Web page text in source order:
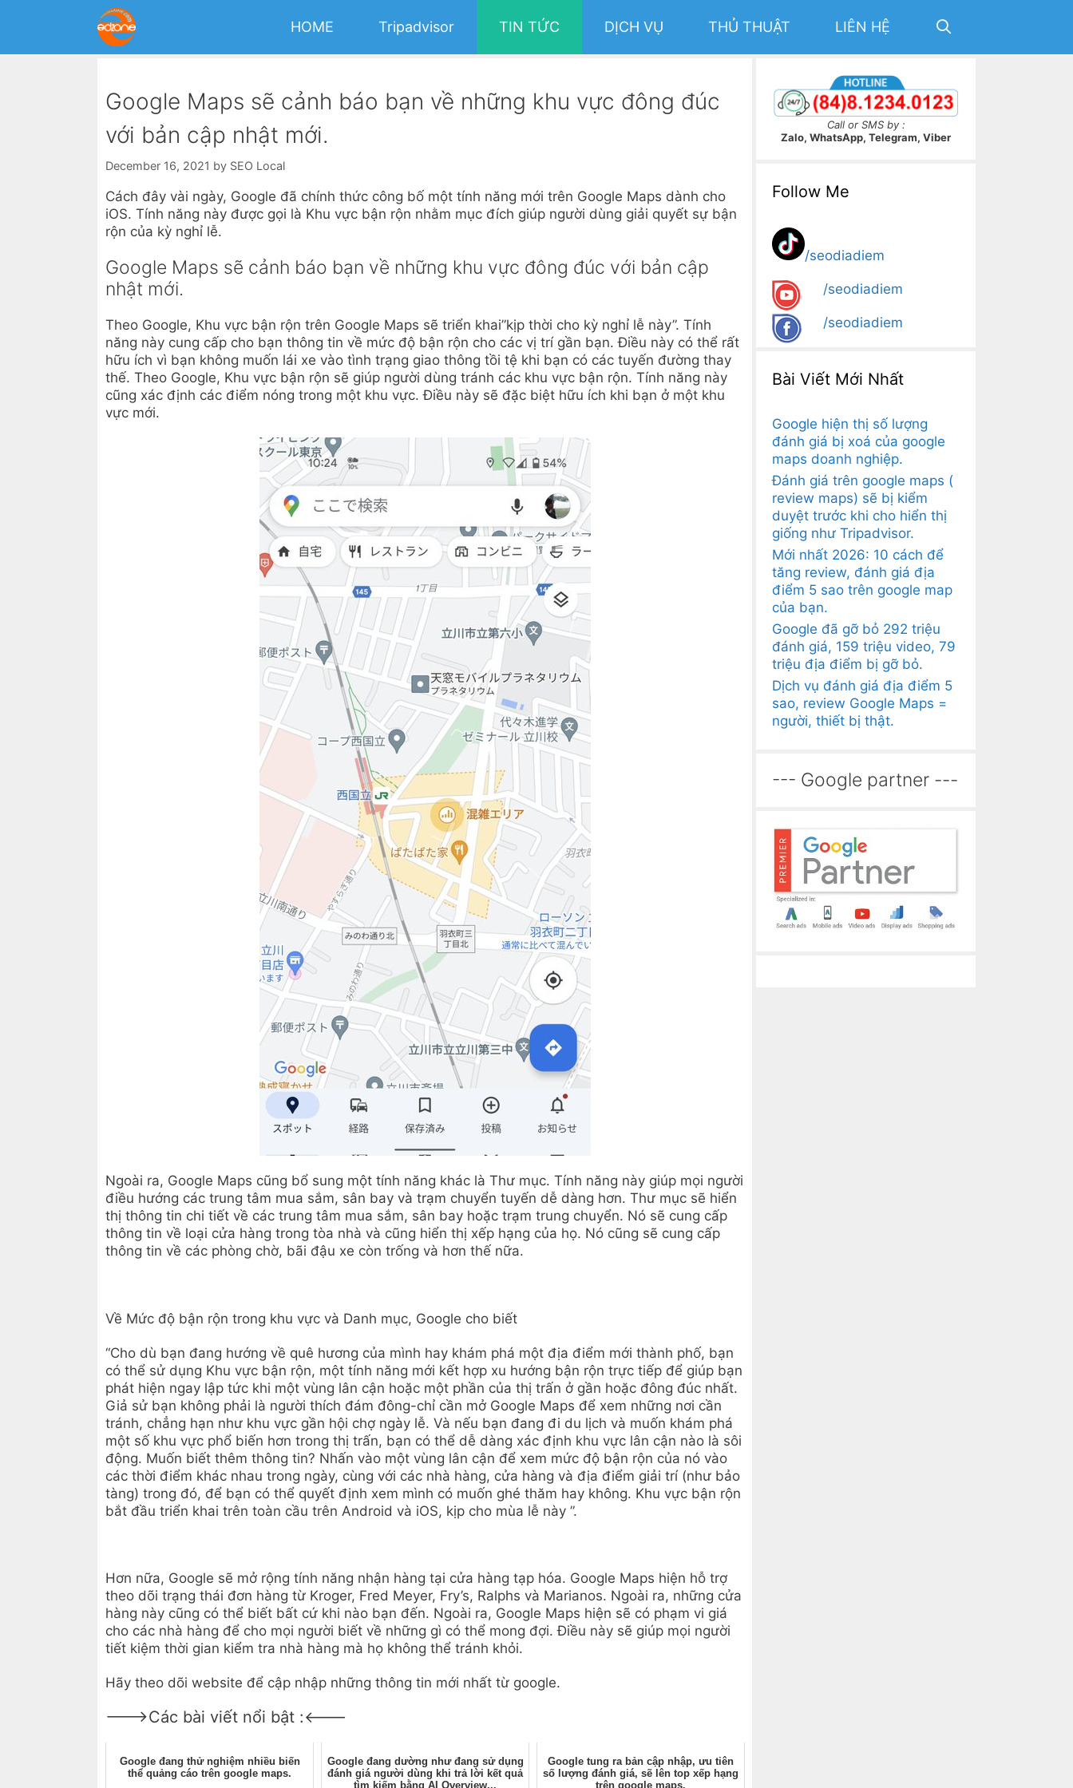
HOME Tripadvisor TIN TỨC DỊCH VỤ THỦ THUẬT LIÊN HỆ
Google Maps sẽ cảnh báo bạn về những khu vực đông đúc
với bản cập nhật mới.
December 16, 2021 by SEO Local
Cách đây vài ngày, Google đã chính thức công bố một tính năng mới trên Google Maps dành cho
iOS. Tính năng này được gọi là Khu vực bận rộn nhằm mục đích giúp người dùng giải quyết sự bận
rộn của kỳ nghỉ lễ.
Google Maps sẽ cảnh báo bạn về những khu vực đông đúc với bản cập
nhật mới.
Theo Google, Khu vực bận rộn trên Google Maps sẽ triển khai”kịp thời cho kỳ nghỉ lễ này”. Tính
năng này cung cấp cho bạn thông tin về mức độ bận rộn cho các vị trí gần bạn. Điều này có thể rất
hữu ích vì bạn không muốn lái xe vào tình trạng giao thông tồi tệ khi bạn có các tuyến đường thay
thế. Theo Google, Khu vực bận rộn sẽ giúp người dùng tránh các khu vực bận rộn. Tính năng này
cũng xác định các điểm nóng trong một khu vực. Điều này sẽ đặc biệt hữu ích khi bạn ở một khu
vực mới.
Ngoài ra, Google Maps cũng bổ sung một tính năng khác là Thư mục. Tính năng này giúp mọi người
điều hướng các trung tâm mua sắm, sân bay và trạm chuyển tuyến dễ dàng hơn. Thư mục sẽ hiển
thị thông tin chi tiết về các trung tâm mua sắm, sân bay hoặc trạm trung chuyển. Nó sẽ cung cấp
thông tin về loại cửa hàng trong tòa nhà và cũng hiển thị xếp hạng của họ. Nó cũng sẽ cung cấp
thông tin về các phòng chờ, bãi đậu xe còn trống và hơn thế nữa.
Về Mức độ bận rộn trong khu vực và Danh mục, Google cho biết
“Cho dù bạn đang hướng về quê hương của mình hay khám phá một địa điểm mới thành phố, bạn
có thể sử dụng Khu vực bận rộn, một tính năng mới kết hợp xu hướng bận rộn trực tiếp để giúp bạn
phát hiện ngay lập tức khi một vùng lân cận hoặc một phần của thị trấn ở gần hoặc đông đúc nhất.
Giả sử bạn không phải là người thích đám đông-chỉ cần mở Google Maps để xem những nơi cần
tránh, chẳng hạn như khu vực gần hội chợ ngày lễ. Và nếu bạn đang đi du lịch và muốn khám phá
một số khu vực phổ biến hơn trong thị trấn, bạn có thể dễ dàng xác định khu vực lân cận nào là sôi
động. Muốn biết thêm thông tin? Nhấn vào một vùng lân cận để xem mức độ bận rộn của nó vào
các thời điểm khác nhau trong ngày, cùng với các nhà hàng, cửa hàng và địa điểm giải trí (như bảo
tàng) trong đó, để bạn có thể quyết định xem mình có muốn ghé thăm hay không. Khu vực bận rộn
bắt đầu triển khai trên toàn cầu trên Android và iOS, kịp cho mùa lễ này ”.
Hơn nữa, Google sẽ mở rộng tính năng nhận hàng tại cửa hàng tạp hóa. Google Maps hiện hỗ trợ
theo dõi trạng thái đơn hàng từ Kroger, Fred Meyer, Fry’s, Ralphs và Marianos. Ngoài ra, những cửa
hàng này cũng có thể biết bất cứ khi nào bạn đến. Ngoài ra, Google Maps hiện sẽ có phạm vi giá
cho các nhà hàng để cho mọi người biết về những gì có thể mong đợi. Điều này sẽ giúp mọi người
tiết kiệm thời gian kiểm tra nhà hàng mà họ không thể tránh khỏi.
Hãy theo dõi website để cập nhập những thông tin mới nhất từ google.
--->Các bài viết nổi bật :<---
Google đang thử nghiệm nhiều biến
thể quảng cáo trên google maps.
Google đang dường như đang sử dụng
đánh giá người dùng khi trả lời kết quả
tìm kiếm bằng AI Overview...
Google tung ra bản cập nhập, ưu tiên
số lượng đánh giá, sẽ lên top xếp hạng
trên google maps.
Call or SMS by :
Zalo, WhatsApp, Telegram, Viber
Follow Me
/seodiadiem
/seodiadiem
/seodiadiem
Bài Viết Mới Nhất
Google hiện thị số lượng
đánh giá bị xoá của google
maps doanh nghiệp.
Đánh giá trên google maps (
review maps) sẽ bị kiểm
duyệt trước khi cho hiển thị
giống như Tripadvisor.
Mới nhất 2026: 10 cách để
tăng review, đánh giá địa
điểm 5 sao trên google map
của bạn.
Google đã gỡ bỏ 292 triệu
đánh giá, 159 triệu video, 79
triệu địa điểm bị gỡ bỏ.
Dịch vụ đánh giá địa điểm 5
sao, review Google Maps =
người, thiết bị thật.
--- Google partner ---